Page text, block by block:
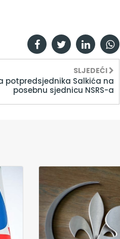
SLJEDEĆI
potpredsjednika Salkića na
posebnu sjednicu NSRS-a